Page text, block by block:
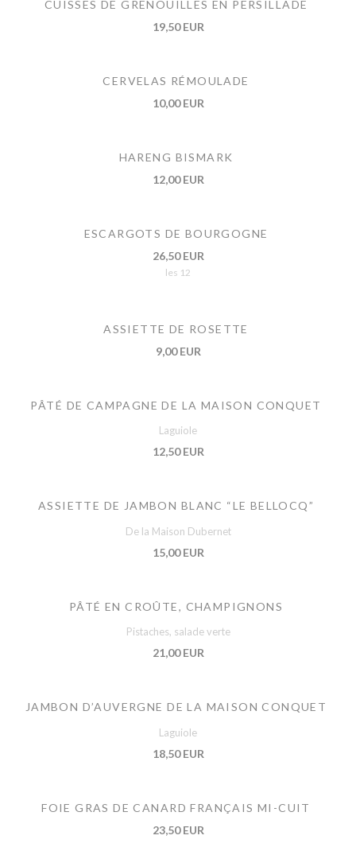
CUISSES DE GRENOUILLES EN PERSILLADE
19,50 EUR
CERVELAS RÉMOULADE
10,00 EUR
HARENG BISMARK
12,00 EUR
ESCARGOTS DE BOURGOGNE
26,50 EUR
les 12
ASSIETTE DE ROSETTE
9,00 EUR
PÂTÉ DE CAMPAGNE DE LA MAISON CONQUET
Laguiole
12,50 EUR
ASSIETTE DE JAMBON BLANC “LE BELLOCQ”
De la Maison Dubernet
15,00 EUR
PÂTÉ EN CROÛTE, CHAMPIGNONS
Pistaches, salade verte
21,00 EUR
JAMBON D’AUVERGNE DE LA MAISON CONQUET
Laguiole
18,50 EUR
FOIE GRAS DE CANARD FRANÇAIS MI-CUIT
23,50 EUR